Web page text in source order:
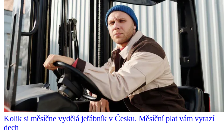
Kolik si měsíčne vydělá jeřábník v Česku. Měsíční plat vám vyrazí
dech